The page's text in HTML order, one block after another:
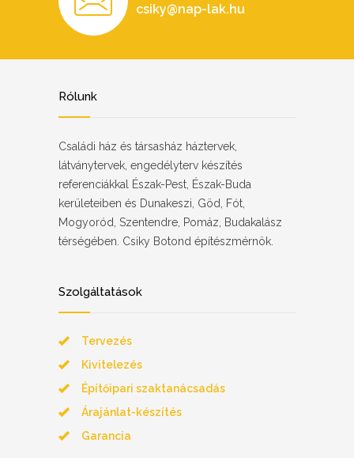
csiky@nap-lak.hu
Rólunk
Családi ház és társasház háztervek,
látványtervek, engedélyterv készítés
referenciákkal Észak-Pest, Észak-Buda
kerületeiben és Dunakeszi, Göd, Fót,
Mogyoród, Szentendre, Pomáz, Budakalász
térségében. Csiky Botond építészmérnök.
Szolgáltatások
Tervezés
Kivitelezés
Építőipari szaktanácsadás
Árajánlat-készítés
Garancia